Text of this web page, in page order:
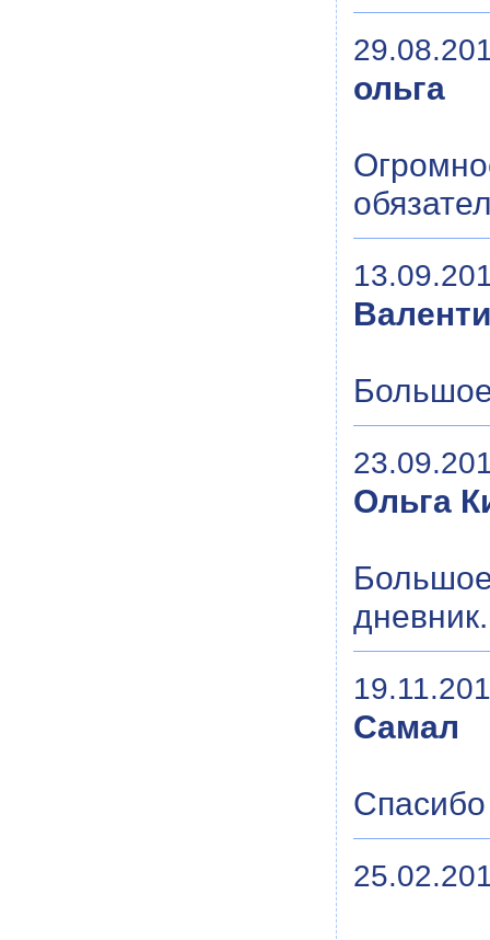
ольга
Ольга
Самал